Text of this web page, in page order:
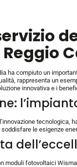
Reggio
ha compiuto un
rappresenta un
innovativa e i
le esigenze
moduli fotovoltaici